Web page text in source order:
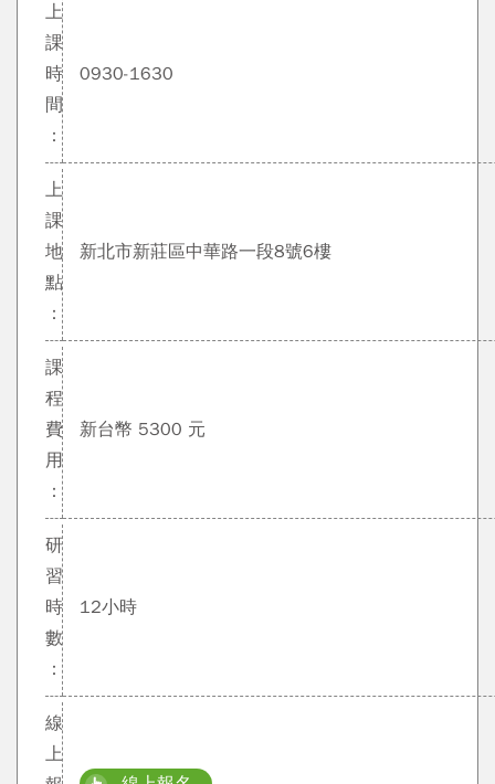
上
課
時
間
：
0930-1630
上
課
地
點
：
新北市新莊區中華路一段8號6樓
課
程
費
用
：
新台幣 5300 元
研
習
時
數
：
12小時
線
上